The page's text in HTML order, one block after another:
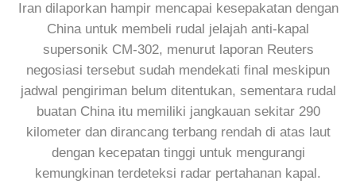
Iran dilaporkan hampir mencapai kesepakatan dengan
China untuk membeli rudal jelajah anti-kapal
supersonik CM-302, menurut laporan Reuters
negosiasi tersebut sudah mendekati final meskipun
jadwal pengiriman belum ditentukan, sementara rudal
buatan China itu memiliki jangkauan sekitar 290
kilometer dan dirancang terbang rendah di atas laut
dengan kecepatan tinggi untuk mengurangi
kemungkinan terdeteksi radar pertahanan kapal.